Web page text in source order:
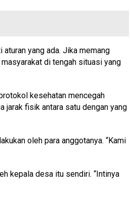
yang ada. Jika memang
di tengah situasi yang
kesehatan mencegah
jarak fisik antara satu dengan yang
oleh para anggotanya. “Kami
kepala desa itu sendiri. “Intinya